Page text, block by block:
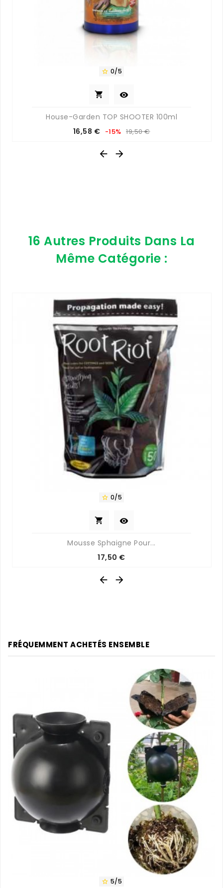
 0/5
 
House-Garden TOP SHOOTER 100ml
Prix
16,58 € Prix
base
-15% 19,50 €
 
16 Autres Produits Dans La
Même Catégorie :
 0/5
 
Mousse Sphaigne Pour...
Prix
17,50 €
 
FRÉQUEMMENT ACHETÉS ENSEMBLE
 5/5